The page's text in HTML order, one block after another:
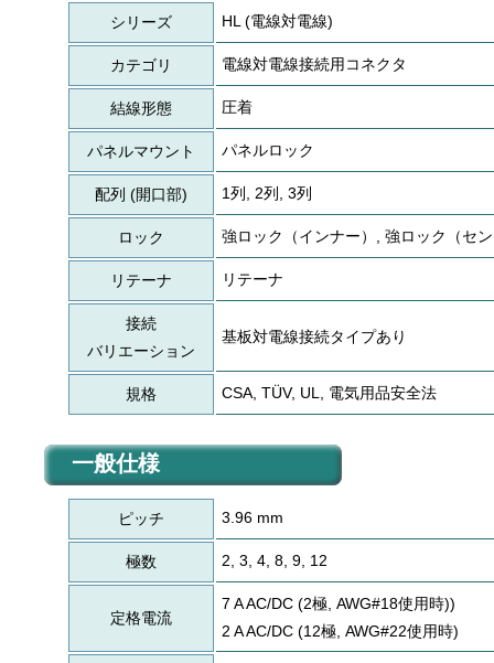
シリーズ HL (電線対電線)
カテゴリ 電線対電線接続用コネクタ
結線形態 圧着
パネルマウント パネルロック
配列 (開口部) 1列, 2列, 3列
ロック 強ロック（インナー）, 強ロック（セ
リテーナ リテーナ
接続
バリエーション
基板対電線接続タイプあり
規格 CSA, TÜV, UL, 電気用品安全法
一般仕様
ピッチ 3.96 mm
極数 2, 3, 4, 8, 9, 12
定格電流
7 A AC/DC (2極, AWG#18使用時))
2 A AC/DC (12極, AWG#22使用時)